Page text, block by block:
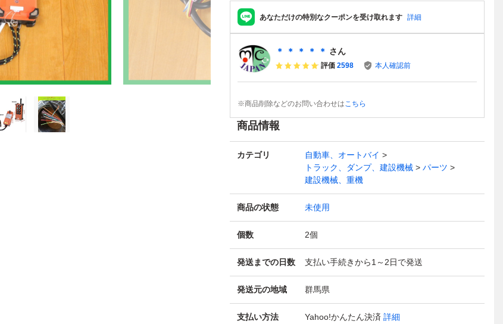
あなただけの特別なクーポンを受け取れます 詳細
＊ ＊ ＊ ＊ ＊ さん
評価 2598 本人確認前
※商品削除などのお問い合わせはこちら
商品情報
カテゴリ
自動車、オートバイ
トラック、ダンプ、建設機械
パーツ
建設機械、重機
商品の状態 未使用
個数 2個
発送までの日数 支払い手続きから1～2日で発送
発送元の地域 群馬県
支払い方法 Yahoo!かんたん決済 詳細